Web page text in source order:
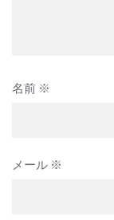
名前 ※
メール ※